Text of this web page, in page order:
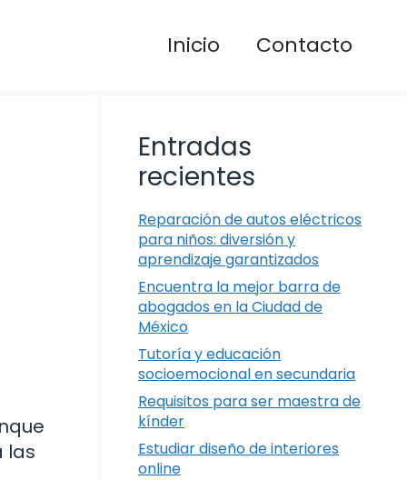
Inicio Contacto
las
Entradas
recientes
Reparación de autos eléctricos
para niños: diversión y
aprendizaje garantizados
Encuentra la mejor barra de
abogados en la Ciudad de
México
Tutoría y educación
socioemocional en secundaria
Requisitos para ser maestra de
kínder
Estudiar diseño de interiores
online